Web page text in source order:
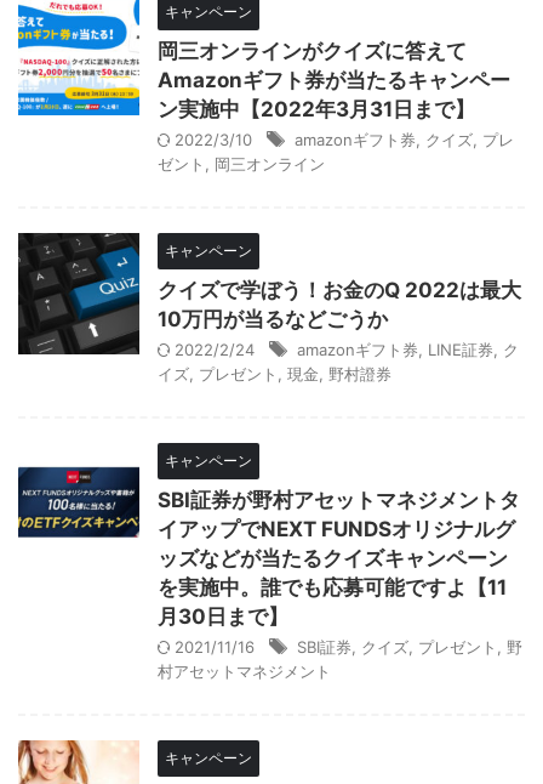
キャンペーン
岡三オンラインがクイズに答えて
Amazonギフト券が当たるキャンペー
ン実施中【2022年3月31日まで】
2022/3/10 amazonギフト券 クイズ プレ
ゼント
岡三オンライン
キャンペーン
クイズで学ぼう！お金のQ 2022は最大
10万円が当るなどごうか
2022/2/24 amazonギフト券 LINE証券
ク
イズ プレゼント 現金 野村證券
キャンペーン
SBI証券が野村アセットマネジメントタ
イアップでNEXT FUNDSオリジナルグ
ッズなどが当たるクイズキャンペーン
を実施中。誰でも応募可能ですよ【11
月30日まで】
2021/11/16 SBI証券 クイズ プレゼント
野
村アセットマネジメント
キャンペーン